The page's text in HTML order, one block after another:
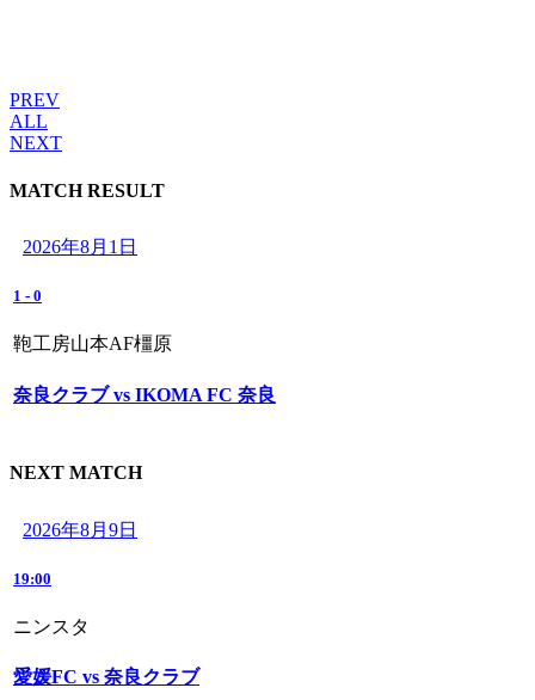
PREV
ALL
NEXT
MATCH RESULT
2026年8月1日
1 - 0
鞄工房山本AF橿原
奈良クラブ vs IKOMA FC 奈良
NEXT MATCH
2026年8月9日
19:00
ニンスタ
愛媛FC vs 奈良クラブ